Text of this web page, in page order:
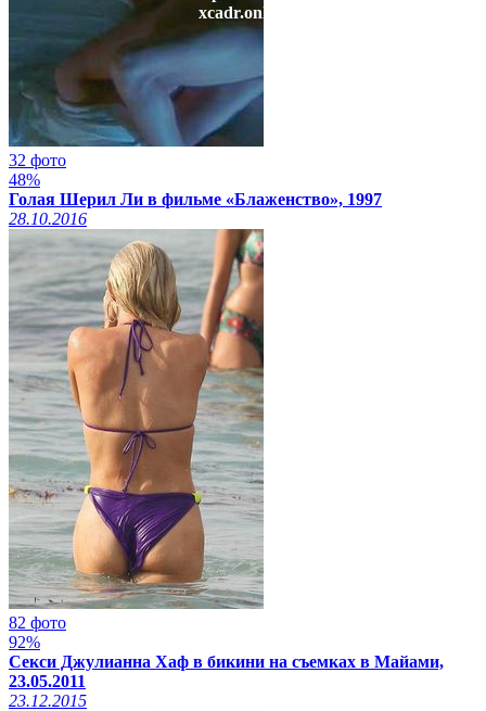
xcadr.online
32 фото
48%
Голая Шерил Ли в фильме «Блаженство», 1997
28.10.2016
82 фото
92%
Секси Джулианна Хаф в бикини на съемках в Майами,
23.05.2011
23.12.2015